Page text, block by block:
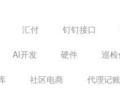
汇付 钉钉接口
AI开发 硬件 巡
社区电商 代理记账